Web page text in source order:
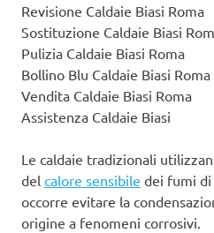
Revisione Caldaie Biasi Roma
Sostituzione Caldaie Biasi
Pulizia Caldaie Biasi Roma
Bollino Blu Caldaie Biasi Roma
Vendita Caldaie Biasi Roma
Assistenza Caldaie Biasi
Le caldaie tradizionali
del calore sensibile dei fumi di
occorre evitare la
origine a fenomeni corrosivi.